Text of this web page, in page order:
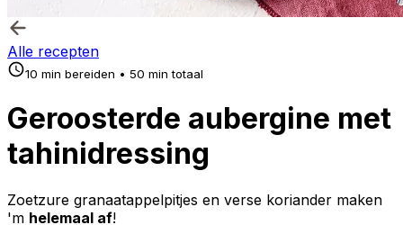
Alle recepten
10 min bereiden • 50 min totaal
Geroosterde aubergine met
tahinidressing
Zoetzure granaatappelpitjes en verse koriander maken
'm helemaal af!